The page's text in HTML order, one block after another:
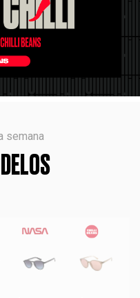
semana